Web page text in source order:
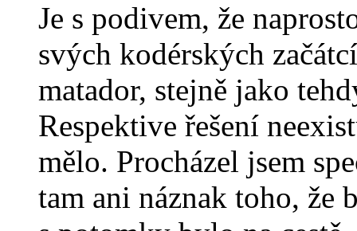
Je s podivem, že
svých kodérských
matador, stejně jako
Respektive řešení
mělo. Procházel jsem
tam ani náznak toho, že